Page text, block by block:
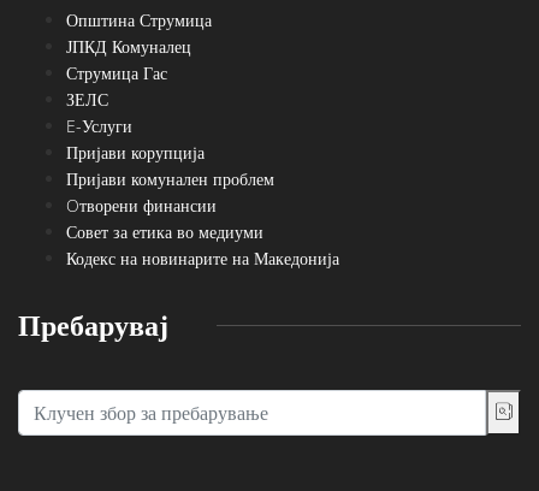
Општина Струмица
ЈПКД Комуналец
Струмица Гас
ЗЕЛС
E-Услуги
Пријави корупција
Пријави комунален проблем
Oтворени финансии
Совет за етика во медиуми
Кодекс на новинарите на Македонија
Пребарувај